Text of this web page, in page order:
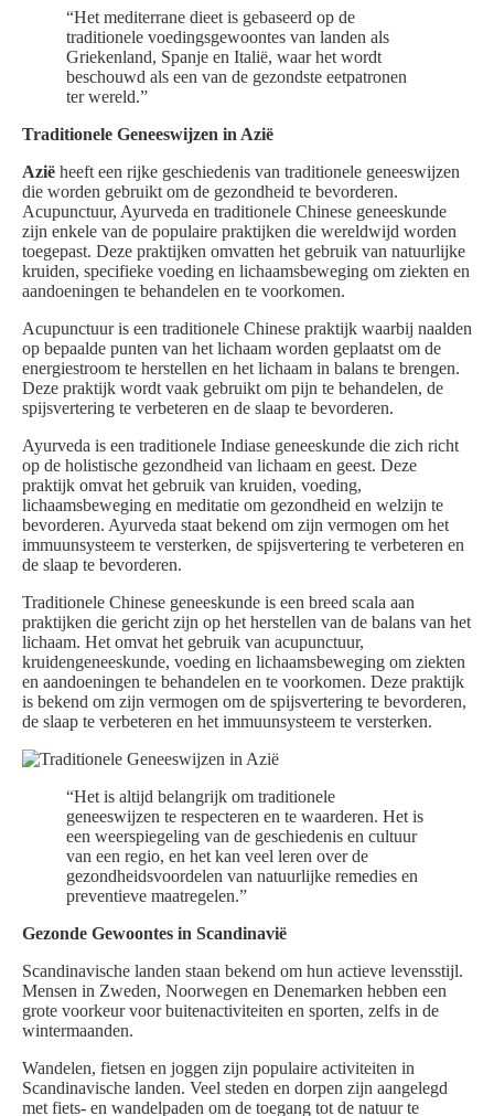
“Het mediterrane dieet is gebaseerd op de
traditionele voedingsgewoontes van landen als
Griekenland, Spanje en Italië, waar het wordt
beschouwd als een van de gezondste eetpatronen
ter wereld.”
Traditionele Geneeswijzen in Azië
Azië heeft een rijke geschiedenis van traditionele geneeswijzen
die worden gebruikt om de gezondheid te bevorderen.
Acupunctuur, Ayurveda en traditionele Chinese geneeskunde
zijn enkele van de populaire praktijken die wereldwijd worden
toegepast. Deze praktijken omvatten het gebruik van natuurlijke
kruiden, specifieke voeding en lichaamsbeweging om ziekten en
aandoeningen te behandelen en te voorkomen.
Acupunctuur is een traditionele Chinese praktijk waarbij naalden
op bepaalde punten van het lichaam worden geplaatst om de
energiestroom te herstellen en het lichaam in balans te brengen.
Deze praktijk wordt vaak gebruikt om pijn te behandelen, de
spijsvertering te verbeteren en de slaap te bevorderen.
Ayurveda is een traditionele Indiase geneeskunde die zich richt
op de holistische gezondheid van lichaam en geest. Deze
praktijk omvat het gebruik van kruiden, voeding,
lichaamsbeweging en meditatie om gezondheid en welzijn te
bevorderen. Ayurveda staat bekend om zijn vermogen om het
immuunsysteem te versterken, de spijsvertering te verbeteren en
de slaap te bevorderen.
Traditionele Chinese geneeskunde is een breed scala aan
praktijken die gericht zijn op het herstellen van de balans van het
lichaam. Het omvat het gebruik van acupunctuur,
kruidengeneeskunde, voeding en lichaamsbeweging om ziekten
en aandoeningen te behandelen en te voorkomen. Deze praktijk
is bekend om zijn vermogen om de spijsvertering te bevorderen,
de slaap te verbeteren en het immuunsysteem te versterken.
“Het is altijd belangrijk om traditionele
geneeswijzen te respecteren en te waarderen. Het is
een weerspiegeling van de geschiedenis en cultuur
van een regio, en het kan veel leren over de
gezondheidsvoordelen van natuurlijke remedies en
preventieve maatregelen.”
Gezonde Gewoontes in Scandinavië
Scandinavische landen staan bekend om hun actieve levensstijl.
Mensen in Zweden, Noorwegen en Denemarken hebben een
grote voorkeur voor buitenactiviteiten en sporten, zelfs in de
wintermaanden.
Wandelen, fietsen en joggen zijn populaire activiteiten in
Scandinavische landen. Veel steden en dorpen zijn aangelegd
met fiets- en wandelpaden om de toegang tot de natuur te